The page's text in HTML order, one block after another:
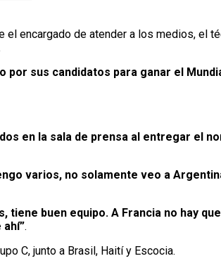
el encargado de atender a los medios, el
por sus candidatos para ganar el
en la sala de prensa al entregar el
varios, no solamente veo a
tiene buen equipo. A Francia no hay que
.
C, junto a Brasil, Haití y Escocia.